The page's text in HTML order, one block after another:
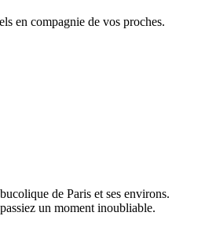
en compagnie de vos proches.
de Paris et ses environs.
un moment inoubliable.